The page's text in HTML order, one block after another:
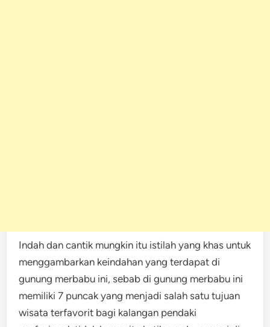
Indah dan cantik mungkin itu istilah yang khas untuk
menggambarkan keindahan yang terdapat di
gunung merbabu ini, sebab di gunung merbabu ini
memiliki 7 puncak yang menjadi salah satu tujuan
wisata terfavorit bagi kalangan pendaki